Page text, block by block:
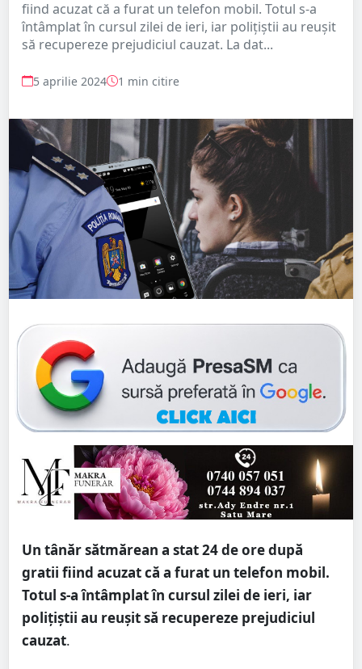
fiind acuzat că a furat un telefon mobil. Totul s-a
întâmplat în cursul zilei de ieri, iar polițiștii au reușit
să recupereze prejudiciul cauzat. La dat...
5 aprilie 2024 1 min citire
Un tânăr sătmărean a stat 24 de ore după
gratii fiind acuzat că a furat un telefon mobil.
Totul s-a întâmplat în cursul zilei de ieri, iar
polițiștii au reușit să recupereze prejudiciul
cauzat.